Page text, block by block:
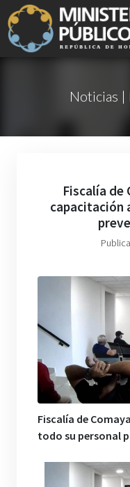
Noticias
Fiscalía de
capacitación
Fiscalía de
todo su personal